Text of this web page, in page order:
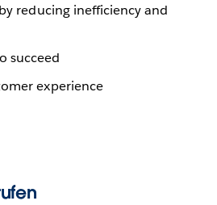
reducing inefficiency and
succeed
experience